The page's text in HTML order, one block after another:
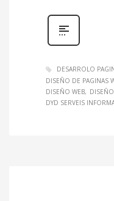
DESARROLO
DISEÑO DE PAGINAS
DISEÑO WEB
DYD SERVEIS